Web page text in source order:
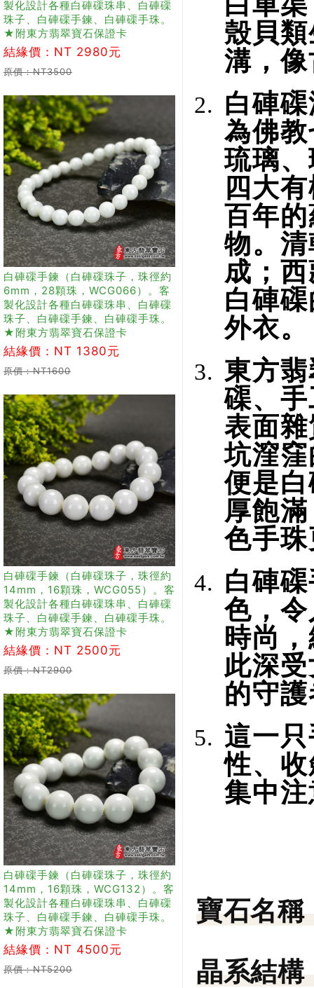
製化設計各種白硨磲珠串、白硨磲
珠子、白硨磲手鍊、白硨磲手珠。
★附東方翡翠寶石保證卡
結緣價：NT 2980元
原價：NT3500
白硨磲手鍊（白硨磲珠子，珠徑約
6mm，28顆珠，WCG066）。客
製化設計各種白硨磲珠串、白硨磲
珠子、白硨磲手鍊、白硨磲手珠。
★附東方翡翠寶石保證卡
結緣價：NT 1380元
原價：NT1600
白硨磲手鍊（白硨磲珠子，珠徑約
14mm，16顆珠，WCG055）。客
製化設計各種白硨磲珠串、白硨磲
珠子、白硨磲手鍊、白硨磲手珠。
★附東方翡翠寶石保證卡
結緣價：NT 2500元
原價：NT2900
白硨磲手鍊（白硨磲珠子，珠徑約
14mm，16顆珠，WCG132）。客
製化設計各種白硨磲珠串、白硨磲
珠子、白硨磲手鍊、白硨磲手珠。
★附東方翡翠寶石保證卡
結緣價：NT 4500元
原價：NT5200
殼貝
溝，
白硨
為佛
琉璃
四大
百年
物。
成；
白硨
外衣。
東方
磲、
表面
坑漥
便是
厚飽
色手
白硨
色，
時尚
此深
的守
這一
性、
集中
寶石名稱
晶系結構